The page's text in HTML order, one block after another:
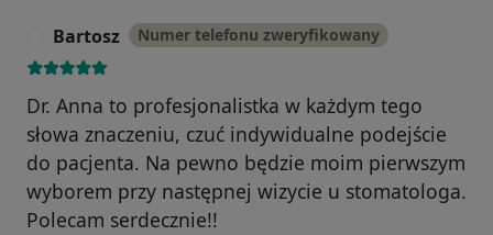
Bartosz Numer telefonu zweryfikowany
Dr. Anna to profesjonalistka w każdym tego
słowa znaczeniu, czuć indywidualne podejście
do pacjenta. Na pewno będzie moim pierwszym
wyborem przy następnej wizycie u stomatologa.
Polecam serdecznie!!